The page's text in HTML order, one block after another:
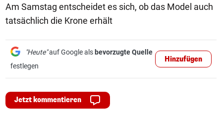
Am Samstag entscheidet es sich, ob das Model auch
tatsächlich die Krone erhält
"Heute"auf Google als bevorzugte Quelle
festlegen
Hinzufügen
Jetzt kommentieren